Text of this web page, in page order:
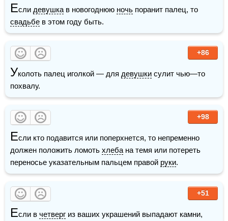
Если девушка в новогоднюю ночь
свадьбе в этом году быть.
+86
Уколоть палец иголкой — для девушки сулит чью—то
похвалу.
+98
Если кто подавится или поперхнется, то непременно
должен положить ломоть хлеба на темя или потереть
переносье указательным пальцем правой руки.
+51
Если в четверг из ваших украшений выпадают камни,